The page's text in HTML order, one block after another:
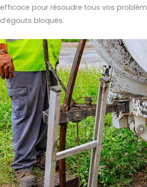
efficace pour résoudre tous vos
d’égouts bloqués.